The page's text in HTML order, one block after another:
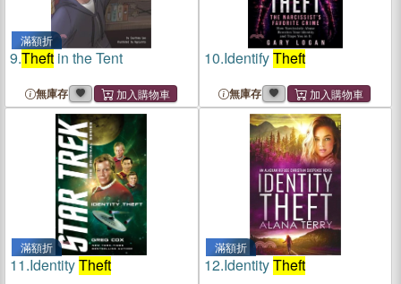
滿額折
9.Theft in the Tent
無庫存
10.IdentifyTheft
無庫存
滿額折
11.IdentityTheft
滿額折
12.IdentityTheft